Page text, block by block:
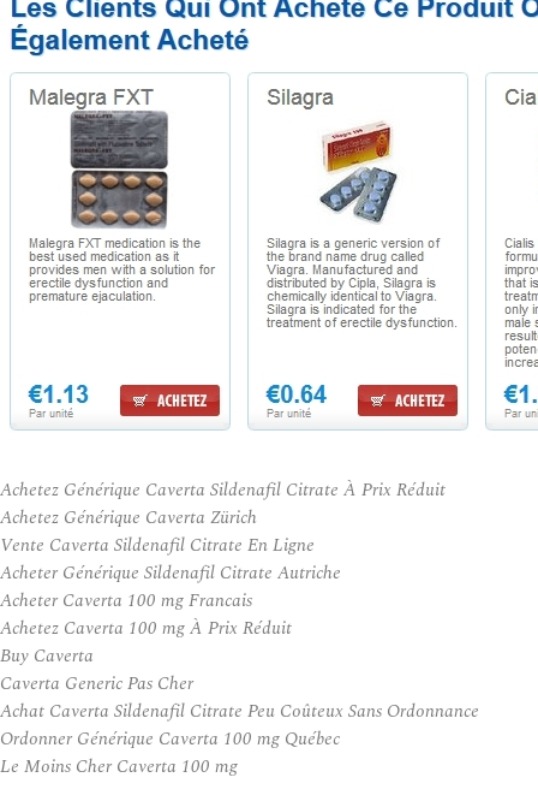
Achetez Générique Caverta Sildenafil Citrate À Prix Réduit
Achetez Générique Caverta Zürich
Vente Caverta Sildenafil Citrate En Ligne
Acheter Générique Sildenafil Citrate Autriche
Acheter Caverta 100 mg Francais
Achetez Caverta 100 mg À Prix Réduit
Buy Caverta
Caverta Generic Pas Cher
Achat Caverta Sildenafil Citrate Peu Coûteux Sans Ordonnance
Ordonner Générique Caverta 100 mg Québec
Le Moins Cher Caverta 100 mg